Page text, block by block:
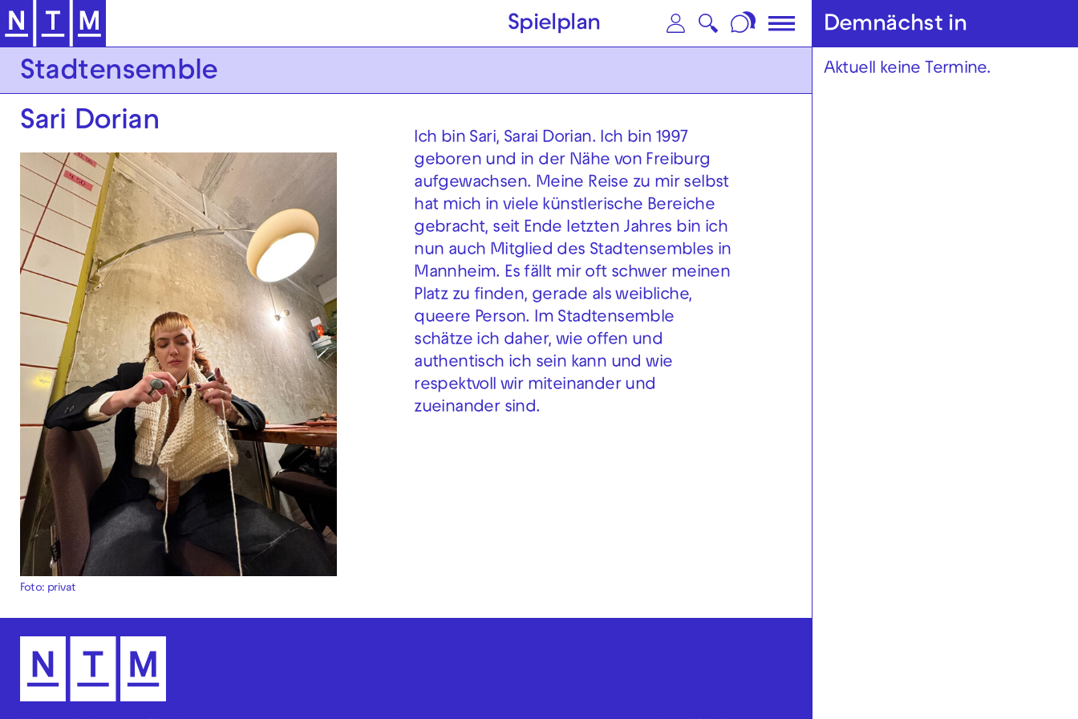
Zur Hauptnavigation springen Zum Hauptinhalt springen Zum Footer springen
Spielplan
Stadtensemble
Sari Dorian
Foto: privat
Ich bin Sari, Sarai Dorian. Ich bin 1997
geboren und in der Nähe von Freiburg
aufgewachsen. Meine Reise zu mir selbst
hat mich in viele künstlerische Bereiche
gebracht, seit Ende letzten Jahres bin ich
nun auch Mitglied des Stadtensembles in
Mannheim. Es fällt mir oft schwer meinen
Platz zu finden, gerade als weibliche,
queere Person. Im Stadtensemble
schätze ich daher, wie offen und
authentisch ich sein kann und wie
respektvoll wir miteinander und
zueinander sind.
Demnächst in
Aktuell keine Termine.